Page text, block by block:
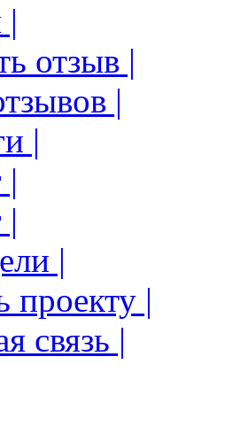
|
отзыв |
|
|
|
|
|
|
связь |